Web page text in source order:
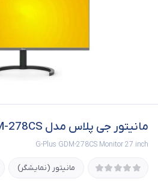
مانیتور جی پلاس مدل GDM-278CS سایز 27 اینچ
G-Plus GDM-278CS Monitor 27 inch
مانیتور (نمایشگر)